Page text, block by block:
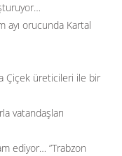
ayı orucunda Kartal
Çiçek üreticileri ile bir
vatandaşları
ediyor… ”Trabzon